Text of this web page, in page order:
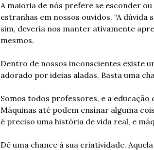
A maioria de nós prefere se esconder
estranhas em nossos ouvidos. “A dúvida
sim, deveria nos manter ativamente
mesmos.
Dentro de nossos inconscientes existe
adorado por ideias aladas. Basta uma
Somos todos professores, e a
Máquinas até podem ensinar alguma
é preciso uma história de vida real, e
Dê uma chance à sua criatividade.